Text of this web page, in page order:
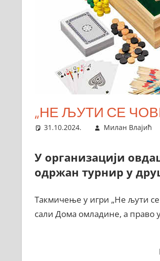
„НЕ ЉУТИ СЕ
31.10.2024. Милан Влајић
У организацији
одржан турнир у
Такмичење у игри „Не љути
сали Дома омладине, а право